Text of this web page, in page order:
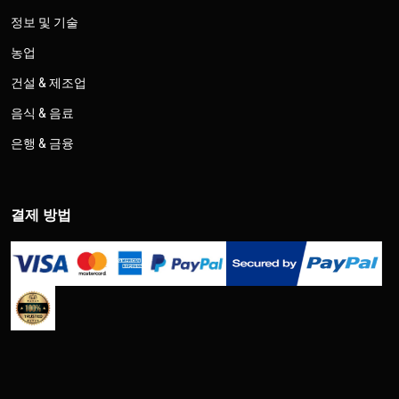
정보 및 기술
농업
건설 & 제조업
음식 & 음료
은행 & 금융
결제 방법